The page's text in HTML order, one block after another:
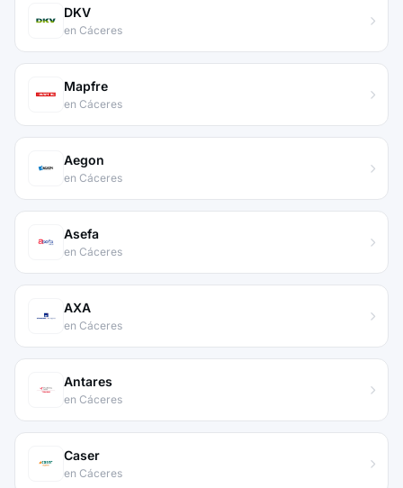
DKV
en Cáceres
Mapfre
en Cáceres
Aegon
en Cáceres
Asefa
en Cáceres
AXA
en Cáceres
Antares
en Cáceres
Caser
en Cáceres